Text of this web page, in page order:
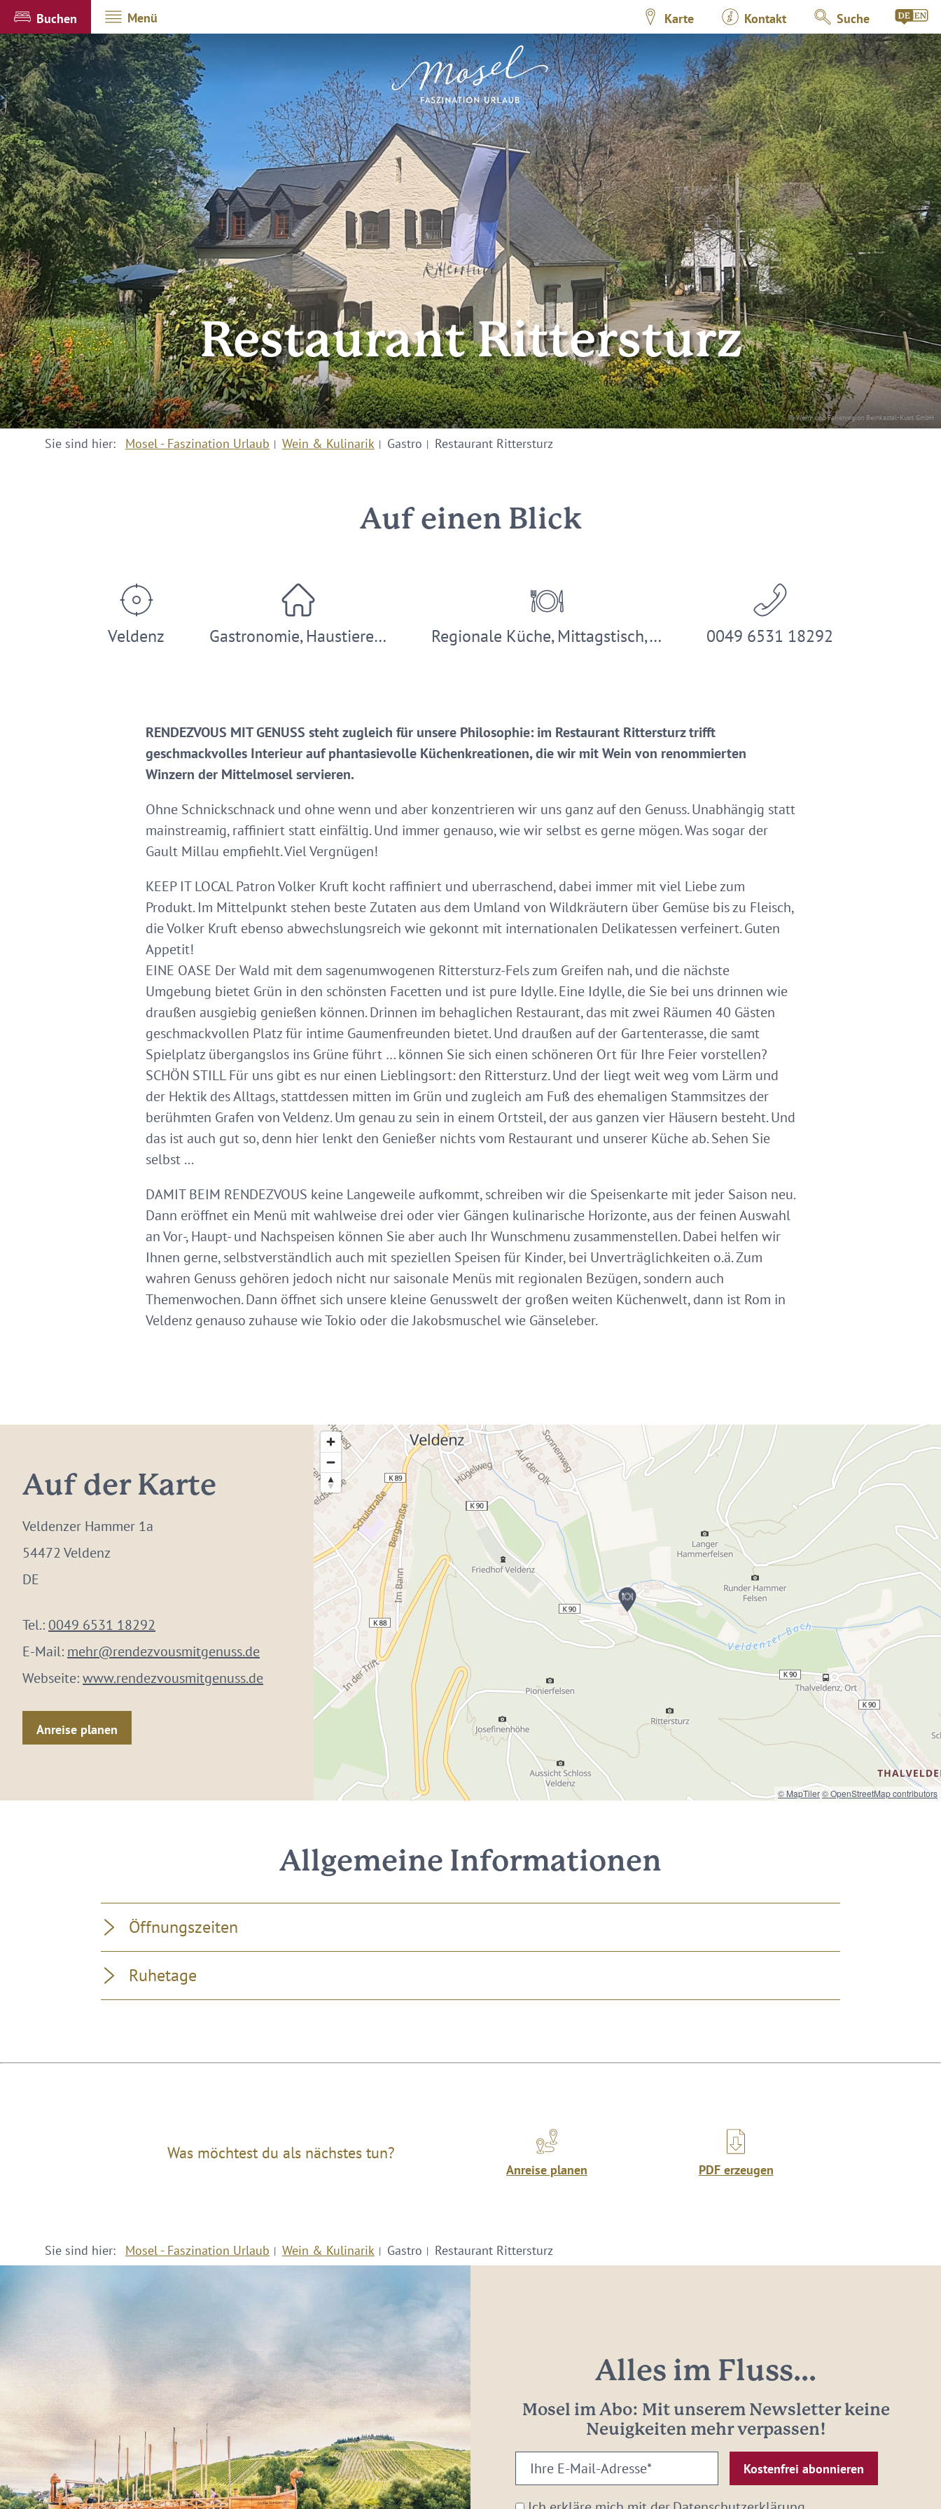
Buchen Menü Karte Kontakt Suche
© Wein- und Ferienregion Bernkastel-Kues GmbH
Restaurant Rittersturz
Sie sind hier: Mosel - Faszination Urlaub Wein & Kulinarik Gastro Restaurant Rittersturz
Auf einen Blick
Veldenz Gastronomie, Haustiere… Regionale Küche, Mittagstisch,… 0049 6531 18292
RENDEZVOUS MIT GENUSS steht zugleich für unsere Philosophie: im Restaurant Rittersturz trifft
geschmackvolles Interieur auf phantasievolle Küchenkreationen, die wir mit Wein von renommierten
Winzern der Mittelmosel servieren.
Ohne Schnickschnack und ohne wenn und aber konzentrieren wir uns ganz auf den Genuss. Unabhängig statt
mainstreamig, raffiniert statt einfältig. Und immer genauso, wie wir selbst es gerne mögen. Was sogar der
Gault Millau empfiehlt. Viel Vergnügen!
KEEP IT LOCAL Patron Volker Kruft kocht raffiniert und uberraschend, dabei immer mit viel Liebe zum
Produkt. Im Mittelpunkt stehen beste Zutaten aus dem Umland von Wildkräutern über Gemüse bis zu Fleisch,
die Volker Kruft ebenso abwechslungsreich wie gekonnt mit internationalen Delikatessen verfeinert. Guten
Appetit!
EINE OASE Der Wald mit dem sagenumwogenen Rittersturz-Fels zum Greifen nah, und die nächste
Umgebung bietet Grün in den schönsten Facetten und ist pure Idylle. Eine Idylle, die Sie bei uns drinnen wie
draußen ausgiebig genießen können. Drinnen im behaglichen Restaurant, das mit zwei Räumen 40 Gästen
geschmackvollen Platz für intime Gaumenfreunden bietet. Und draußen auf der Gartenterasse, die samt
Spielplatz übergangslos ins Grüne führt … können Sie sich einen schöneren Ort für Ihre Feier vorstellen?
SCHÖN STILL Für uns gibt es nur einen Lieblingsort: den Rittersturz. Und der liegt weit weg vom Lärm und
der Hektik des Alltags, stattdessen mitten im Grün und zugleich am Fuß des ehemaligen Stammsitzes der
berühmten Grafen von Veldenz. Um genau zu sein in einem Ortsteil, der aus ganzen vier Häusern besteht. Und
das ist auch gut so, denn hier lenkt den Genießer nichts vom Restaurant und unserer Küche ab. Sehen Sie
selbst ...
DAMIT BEIM RENDEZVOUS keine Langeweile aufkommt, schreiben wir die Speisenkarte mit jeder Saison neu.
Dann eröffnet ein Menü mit wahlweise drei oder vier Gängen kulinarische Horizonte, aus der feinen Auswahl
an Vor-, Haupt- und Nachspeisen können Sie aber auch Ihr Wunschmenu zusammenstellen. Dabei helfen wir
Ihnen gerne, selbstverständlich auch mit speziellen Speisen für Kinder, bei Unverträglichkeiten o.ä. Zum
wahren Genuss gehören jedoch nicht nur saisonale Menüs mit regionalen Bezügen, sondern auch
Themenwochen. Dann öffnet sich unsere kleine Genusswelt der großen weiten Küchenwelt, dann ist Rom in
Veldenz genauso zuhause wie Tokio oder die Jakobsmuschel wie Gänseleber.
Auf der Karte
Veldenzer Hammer 1a
54472 Veldenz
DE
Tel.: 0049 6531 18292
E-Mail: mehr@rendezvousmitgenuss.de
Webseite:www.rendezvousmitgenuss.de
Anreise planen
© MapTiler© OpenStreetMap contributors
Allgemeine Informationen
Öffnungszeiten
Ruhetage
Was möchtest du als nächstes tun?
Anreise planen PDF erzeugen
Sie sind hier: Mosel - Faszination Urlaub Wein & Kulinarik Gastro Restaurant Rittersturz
Alles im Fluss...
Mosel im Abo: Mit unserem Newsletter keine
Neuigkeiten mehr verpassen!
Ihre
E-
Mail-